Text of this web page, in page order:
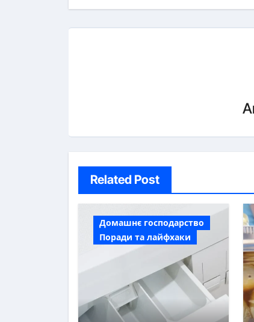
Related Post
Домашнє господарство
Поради та лайфхаки